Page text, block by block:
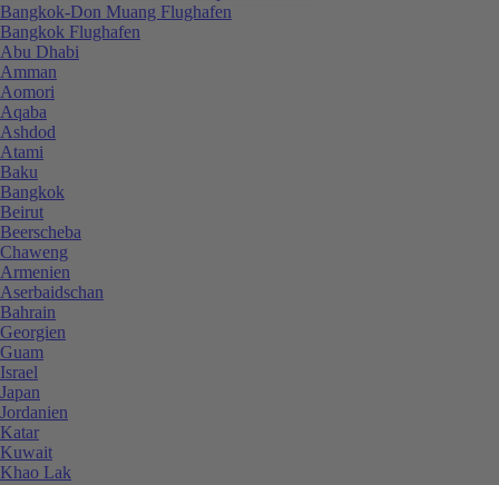
Bangkok-Don Muang Flughafen
Bangkok Flughafen
Abu Dhabi
Amman
Aomori
Aqaba
Ashdod
Atami
Baku
Bangkok
Beirut
Beerscheba
Chaweng
Armenien
Aserbaidschan
Bahrain
Georgien
Guam
Israel
Japan
Jordanien
Katar
Kuwait
Khao Lak